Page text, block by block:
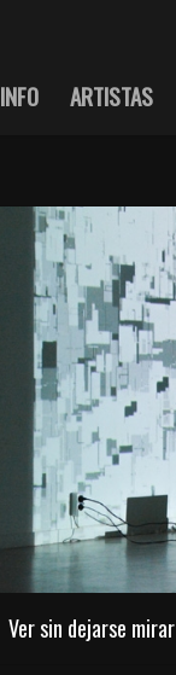
INFO ARTISTAS
Ver sin dejarse mirar